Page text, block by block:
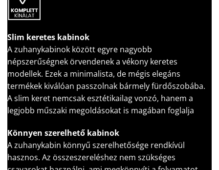
Slim keretes kabinok
A zuhanykabinok között egyre nagyobb
népszerűségnek örvendenek a vékony keretes
modellek. Ezek a minimalista, de mégis elegáns
termékek kiválóan passzolnak bármely fürdőszobába.
A slim keret nemcsak esztétikailag vonzó, hanem a
legjobb műszaki megoldásokat is magában foglalja
Könnyen szerelhető kabinok
A zuhanykabin könnyű szerelhetősége rendkívül
hasznos. Az összeszereléshez nem szükséges